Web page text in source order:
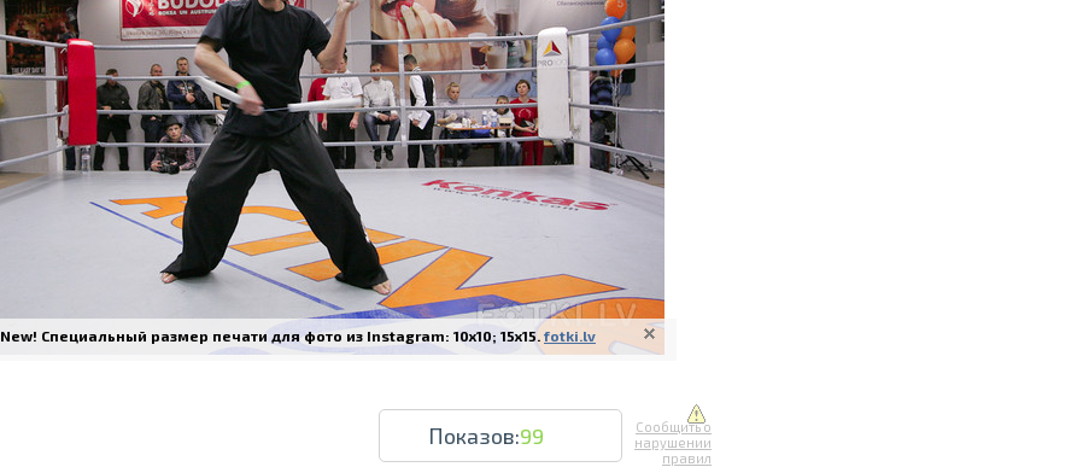
Печать в течение 1 часа в Риге – закажите онлайн
Различные форматы и виды бумаги для ваших фотографий
Доставка по всей Латвии или самовывоз
New! Специальный размер печати для фото из Instagram: 10x10; 15x15. fotki.lv
Показов:99
Сообщить о
нарушении
правил